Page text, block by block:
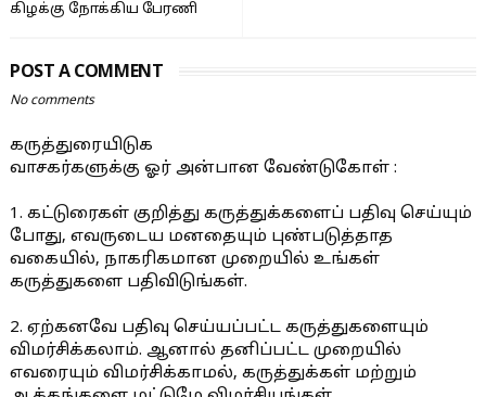
கிழக்கு நோக்கிய பேரணி
POST A COMMENT
No comments
கருத்துரையிடுக
வாசகர்களுக்கு ஓர் அன்பான வேண்டுகோள் :
1. கட்டுரைகள் குறித்து கருத்துக்களைப் பதிவு செய்யும்
போது, எவருடைய மனதையும் புண்படுத்தாத
வகையில், நாகரிகமான முறையில் உங்கள்
கருத்துகளை பதிவிடுங்கள்.
2. ஏற்கனவே பதிவு செய்யப்பட்ட கருத்துகளையும்
விமர்சிக்கலாம். ஆனால் தனிப்பட்ட முறையில்
எவரையும் விமர்சிக்காமல், கருத்துக்கள் மற்றும்